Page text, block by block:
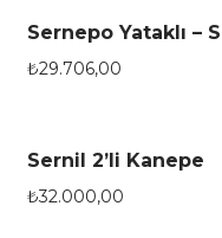
Sernepo Yataklı –
₺29.706,00
Sernil 2’li Kanepe
₺32.000,00